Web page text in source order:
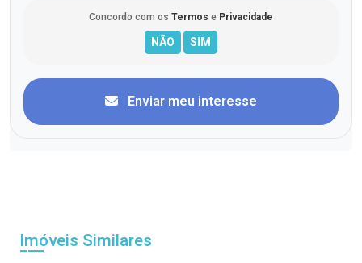
Concordo com os Termos e Privacidade
Enviar meu interesse
Imóveis Similares